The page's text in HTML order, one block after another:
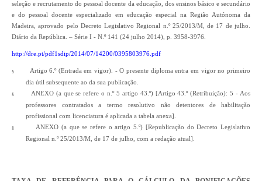
seleção e recrutamento do pessoal docente da educação, dos ensinos básico e secundário
e do pessoal docente especializado em educação especial na Região Autónoma da
Madeira, aprovado pelo Decreto Legislativo Regional n.º 25/2013/M, de 17 de julho.
Diário da República. – Série I - N.º 141 (24 julho 2014), p. 3958-3976.
http://dre.pt/pdf1sdip/2014/07/14200/0395803976.pdf
§
Artigo 6.º (Entrada em vigor). - O presente diploma entra em vigor no primeiro
dia útil subsequente ao da sua publicação.
§
ANEXO (a que se refere o n.º 5 artigo 43.º) [Artigo 43.º (Retribuição): 5 - Aos
professores contratados a termo resolutivo não detentores de habilitação
profissional com licenciatura é aplicada a tabela anexa].
§
ANEXO (a que se refere o artigo 5.º) [Republicação do Decreto Legislativo
Regional n.º 25/2013/M, de 17 de julho, com a redação atual].